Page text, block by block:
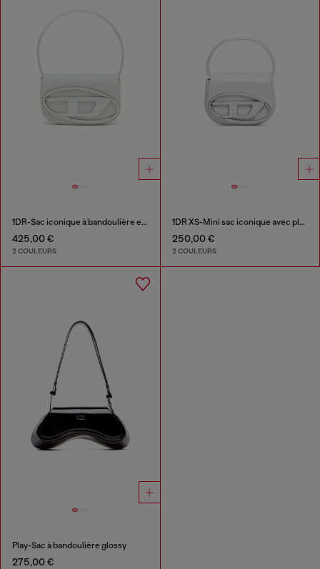
1DR-Sac iconique à bandoulière en cuir nappa
425,00 €
2 COULEURS
1DR XS-Mini sac iconique avec plaque D logo
250,00 €
2 COULEURS
Play-Sac à bandoulière glossy
275,00 €